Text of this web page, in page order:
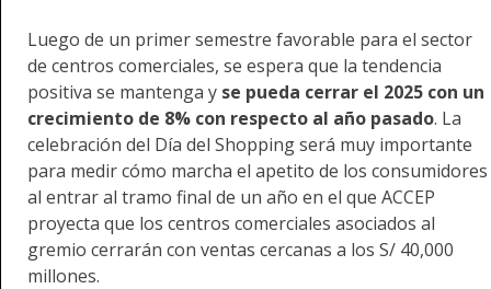
Luego de un primer semestre favorable para el sector
de centros comerciales, se espera que la tendencia
positiva se mantenga y se pueda cerrar el 2025 con un
crecimiento de 8% con respecto al año pasado. La
celebración del Día del Shopping será muy importante
para medir cómo marcha el apetito de los consumidores
al entrar al tramo final de un año en el que ACCEP
proyecta que los centros comerciales asociados al
gremio cerrarán con ventas cercanas a los S/ 40,000
millones.